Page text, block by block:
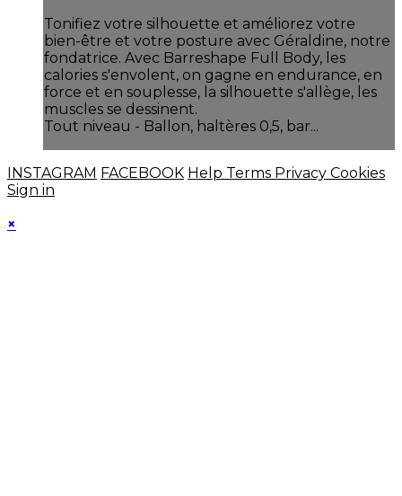
Tonifiez votre silhouette et améliorez votre
bien-être et votre posture avec Géraldine, notre
fondatrice. Avec Barreshape Full Body, les
calories s'envolent, on gagne en endurance, en
force et en souplesse, la silhouette s'allège, les
muscles se dessinent.
Tout niveau - Ballon, haltères 0,5, bar...
INSTAGRAM FACEBOOK Help Terms Privacy Cookies
Sign in
×